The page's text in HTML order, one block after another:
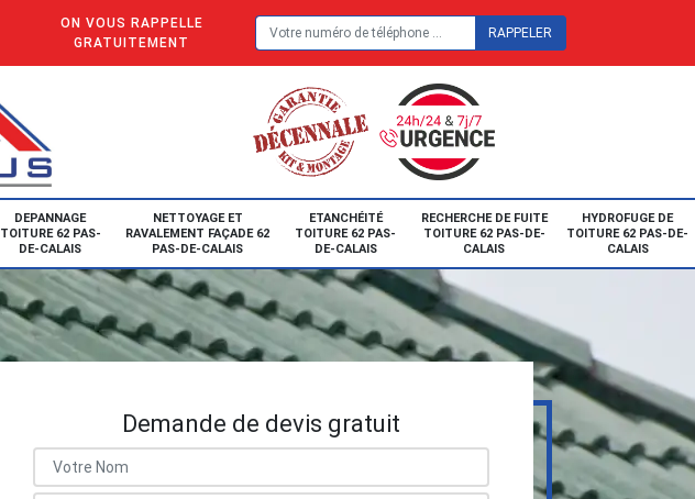
ON VOUS RAPPELLE
GRATUITEMENT
DEPANNAGE
TOITURE 62 PAS-
DE-CALAIS
NETTOYAGE ET
RAVALEMENT FAÇADE 62
PAS-DE-CALAIS
ETANCHÉITÉ
TOITURE 62 PAS-
DE-CALAIS
RECHERCHE DE FUITE
TOITURE 62 PAS-DE-
CALAIS
HYDROFUGE DE
TOITURE 62 PAS-DE-
CALAIS
Demande de devis gratuit